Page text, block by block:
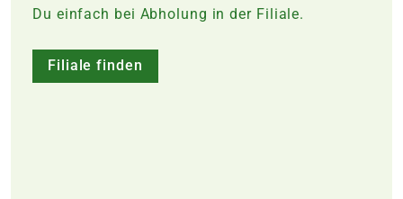
Du einfach bei Abholung in der Filiale.
Filiale finden